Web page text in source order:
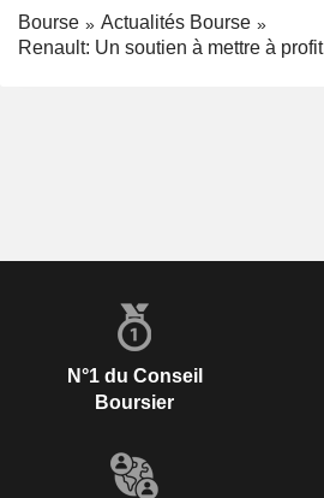
Bourse
Actualités Bourse
Renault: Un soutien à mettre à profit
N°1 du Conseil
Boursier